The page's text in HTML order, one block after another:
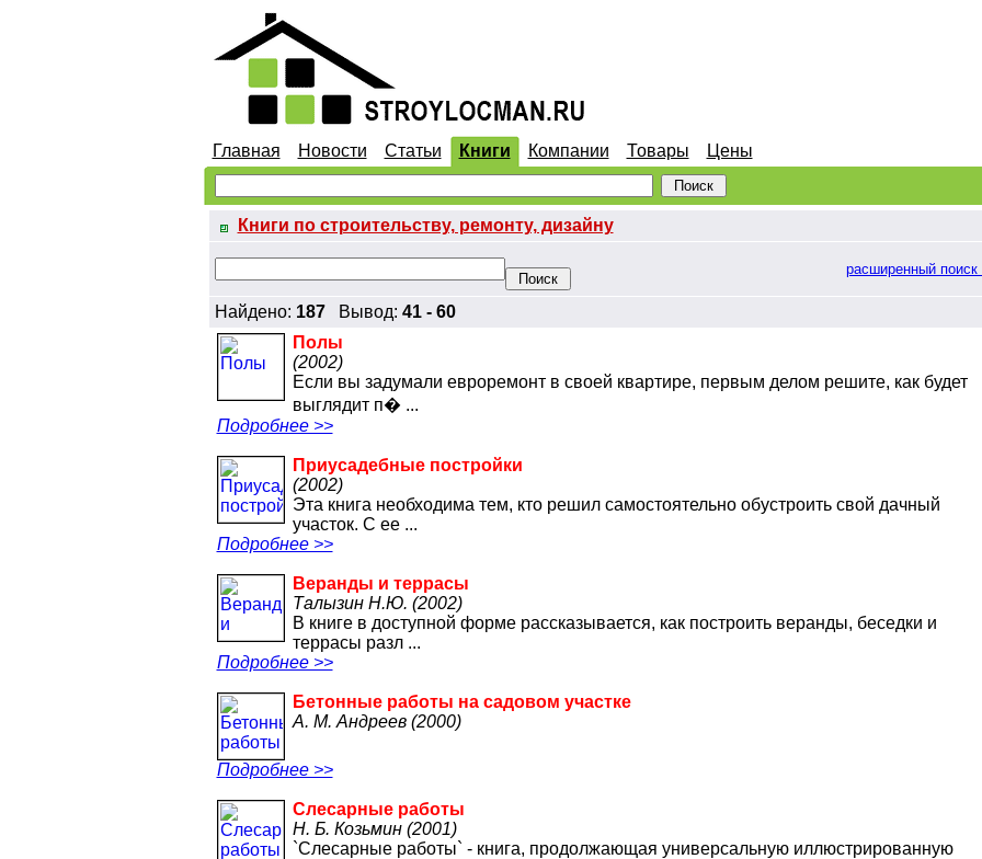
Главная Новости Статьи Книги Компании Товары Цены
Книги по строительству, ремонту, дизайну
расширенный поиск
Найдено: 187Вывод: 41 - 60
Полы
(2002)
Если вы задумали евроремонт в своей квартире, первым делом решите, как будет
выглядит п� ...
Подробнее >>
Приусадебные постройки
(2002)
Эта книга необходима тем, кто решил самостоятельно обустроить свой дачный
участок. С ее ...
Подробнее >>
Веранды и террасы
Талызин Н.Ю. (2002)
В книге в доступной форме рассказывается, как построить веранды, беседки и
террасы разл ...
Подробнее >>
Бетонные работы на садовом участке
А. М. Андреев (2000)
Подробнее >>
Слесарные работы
Н. Б. Козьмин (2001)
`Слесарные работы` - книга, продолжающая универсальную иллюстрированную